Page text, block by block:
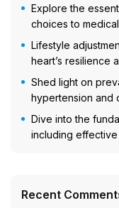
Explore the
choices to
Lifestyle
heart’s resilience
Shed light on
hypertension and
Dive into the
including
Recent